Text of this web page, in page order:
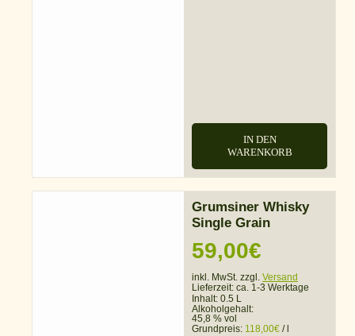
IN DEN
WARENKORB
Grumsiner Whisky
Single Grain
59,00€
inkl. MwSt. zzgl. Versand
Lieferzeit: ca. 1-3 Werktage
Inhalt: 0.5 L
Alkoholgehalt:
45,8 % vol
Grundpreis: 118,00€ /